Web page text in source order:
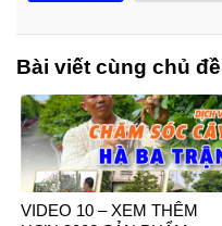
Bài viết cùng chủ
VIDEO 10 – XEM THÊM